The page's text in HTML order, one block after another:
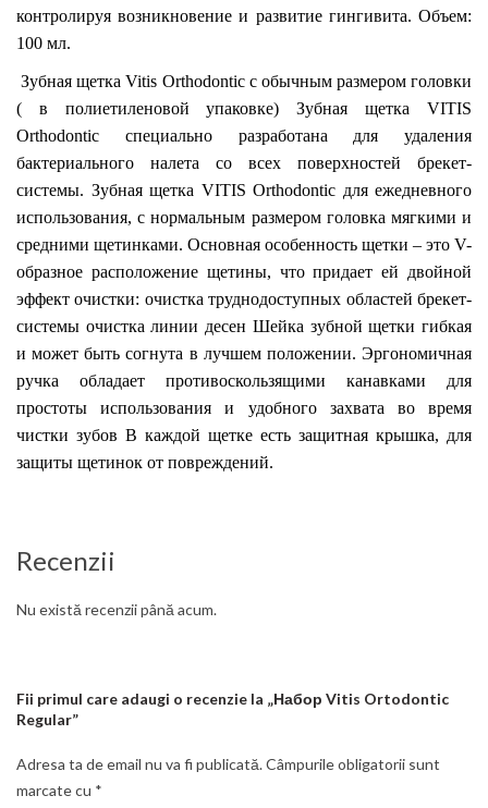
контролируя возникновение и развитие гингивита. Объем:
100 мл.
Зубная щетка Vitis Orthodontic с обычным размером головки
( в полиетиленовой упаковке) Зубная щетка VITIS
Orthodontic специально разработана для удаления
бактериального налета со всех поверхностей брекет-
системы. Зубная щетка VITIS Orthodontic для ежедневного
использования, с нормальным размером головка мягкими и
средними щетинками. Основная особенность щетки – это V-
образное расположение щетины, что придает ей двойной
эффект очистки: очистка труднодоступных областей брекет-
системы очистка линии десен Шейка зубной щетки гибкая
и может быть согнута в лучшем положении. Эргономичная
ручка обладает противоскользящими канавками для
простоты использования и удобного захвата во время
чистки зубов В каждой щетке есть защитная крышка, для
защиты щетинок от повреждений.
Recenzii
Nu există recenzii până acum.
Fii primul care adaugi o recenzie la „Набор Vitis Ortodontic
Regular”
Adresa ta de email nu va fi publicată.Câmpurile obligatorii sunt
marcate cu *